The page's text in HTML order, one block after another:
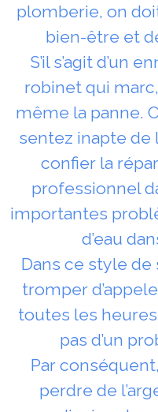
plomberie, on
bien-être et
S’il s’agit d’un
robinet qui
même la panne.
sentez inapte de
confier la
professionnel
importantes
d’eau
Dans ce style
tromper
toutes les heures
pas d’un
Par
perdre de